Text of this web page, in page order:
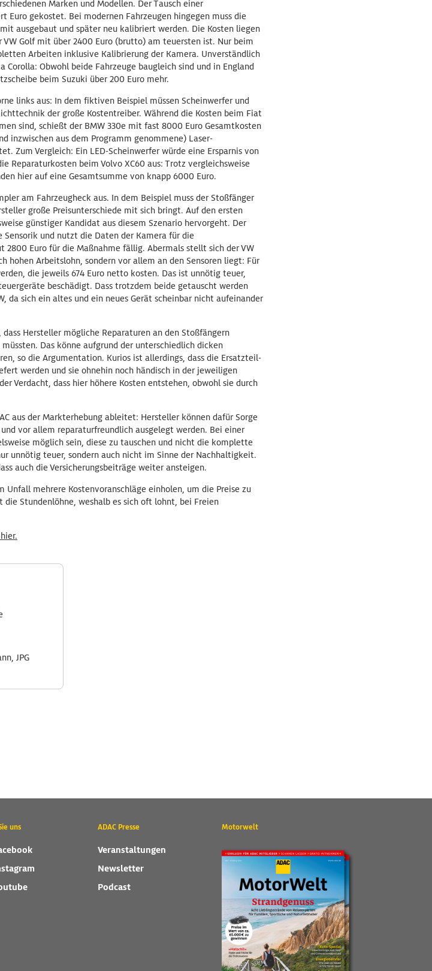
Marken und Modellen. Der Tausch einer
gekostet. Bei modernen Fahrzeugen hingegen muss die
ausgebaut und später neu kalibriert werden. Die Kosten liegen
Golf mit über 2400 Euro (brutto) am teuersten ist. Nur beim
Arbeiten inklusive Kalibrierung der Kamera. Unverständlich
Obwohl beide Fahrzeuge baugleich sind und in England
beim Suzuki über 200 Euro mehr.
links aus: In dem fiktiven Beispiel müssen Scheinwerfer und
der große Kostentreiber. Während die Kosten beim Fiat
sind, schießt der BMW 330e mit fast 8000 Euro Gesamtkosten
inzwischen aus dem Programm genommene) Laser-
Zum Vergleich: Ein LED-Scheinwerfer würde eine Ersparnis von
Reparaturkosten beim Volvo XC60 aus: Trotz vergleichsweise
hier auf eine Gesamtsumme von knapp 6000 Euro.
am Fahrzeugheck aus. In dem Beispiel muss der Stoßfänger
große Preisunterschiede mit sich bringt. Auf den ersten
günstiger Kandidat aus diesem Szenario hervorgeht. Der
und nutzt die Daten der Kamera für die
2800 Euro für die Maßnahme fällig. Abermals stellt sich der VW
hohen Arbeitslohn, sondern vor allem an den Sensoren liegt: Für
die jeweils 674 Euro netto kosten. Das ist unnötig teuer,
beschädigt. Dass trotzdem beide getauscht werden
da sich ein altes und ein neues Gerät scheinbar nicht aufeinander
Hersteller mögliche Reparaturen an den Stoßfängern
Das könne aufgrund der unterschiedlich dicken
so die Argumentation. Kurios ist allerdings, dass die Ersatzteil-
werden und sie ohnehin noch händisch in der jeweiligen
Verdacht, dass hier höhere Kosten entstehen, obwohl sie durch
aus der Markterhebung ableitet: Hersteller können dafür Sorge
vor allem reparaturfreundlich ausgelegt werden. Bei einer
möglich sein, diese zu tauschen und nicht die komplette
unnötig teuer, sondern auch nicht im Sinne der Nachhaltigkeit.
auch die Versicherungsbeiträge weiter ansteigen.
Unfall mehrere Kostenvoranschläge einholen, um die Preise zu
Stundenlöhne, weshalb es sich oft lohnt, bei Freien
JPG
uns ADAC Presse
Veranstaltungen
Newsletter
Podcast
Motorwelt